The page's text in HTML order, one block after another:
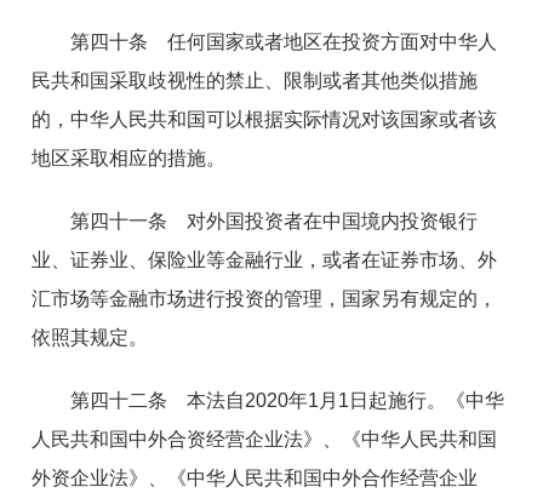
第四十条 任何国家或者地区在投资方面对中华人
民共和国采取歧视性的禁止、限制或者其他类似措施
的，中华人民共和国可以根据实际情况对该国家或者该
地区采取相应的措施。
第四十一条 对外国投资者在中国境内投资银行
业、证券业、保险业等金融行业，或者在证券市场、外
汇市场等金融市场进行投资的管理，国家另有规定的，
依照其规定。
第四十二条 本法自2020年1 月 1 日起施行。《中华
人民共和国中外合资经营企业法》、《中华人民共和国
外资企业法》、《中华人民共和国中外合作经营企业